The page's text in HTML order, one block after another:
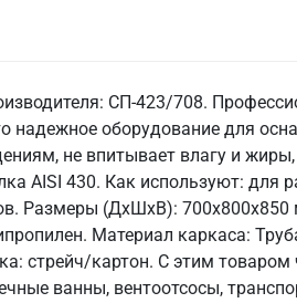
СП-423/708.
оборудование для
не впитывает влагу и
AISI 430. Как используют: для
Размеры (ДхШхВ):
Материал каркаса:
стрейч/картон. С этим
ванны, вентоотсосы,